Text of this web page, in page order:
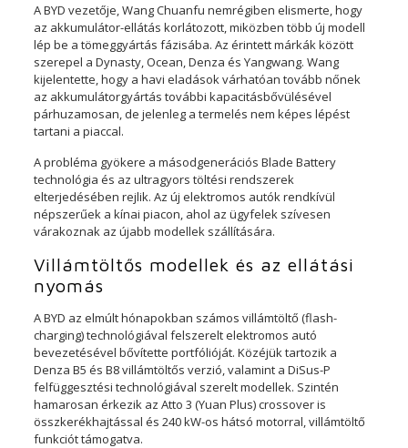
A BYD vezetője, Wang Chuanfu nemrégiben elismerte, hogy
az akkumulátor-ellátás korlátozott, miközben több új modell
lép be a tömeggyártás fázisába. Az érintett márkák között
szerepel a Dynasty, Ocean, Denza és Yangwang. Wang
kijelentette, hogy a havi eladások várhatóan tovább nőnek
az akkumulátorgyártás további kapacitásbővülésével
párhuzamosan, de jelenleg a termelés nem képes lépést
tartani a piaccal.
A probléma gyökere a másodgenerációs Blade Battery
technológia és az ultragyors töltési rendszerek
elterjedésében rejlik. Az új elektromos autók rendkívül
népszerűek a kínai piacon, ahol az ügyfelek szívesen
várakoznak az újabb modellek szállítására.
Villámtöltős modellek és az ellátási
nyomás
A BYD az elmúlt hónapokban számos villámtöltő (flash-
charging) technológiával felszerelt elektromos autó
bevezetésével bővítette portfólióját. Közéjük tartozik a
Denza B5 és B8 villámtöltős verzió, valamint a DiSus-P
felfüggesztési technológiával szerelt modellek. Szintén
hamarosan érkezik az Atto 3 (Yuan Plus) crossover is
összkerékhajtással és 240 kW-os hátsó motorral, villámtöltő
funkciót támogatva.